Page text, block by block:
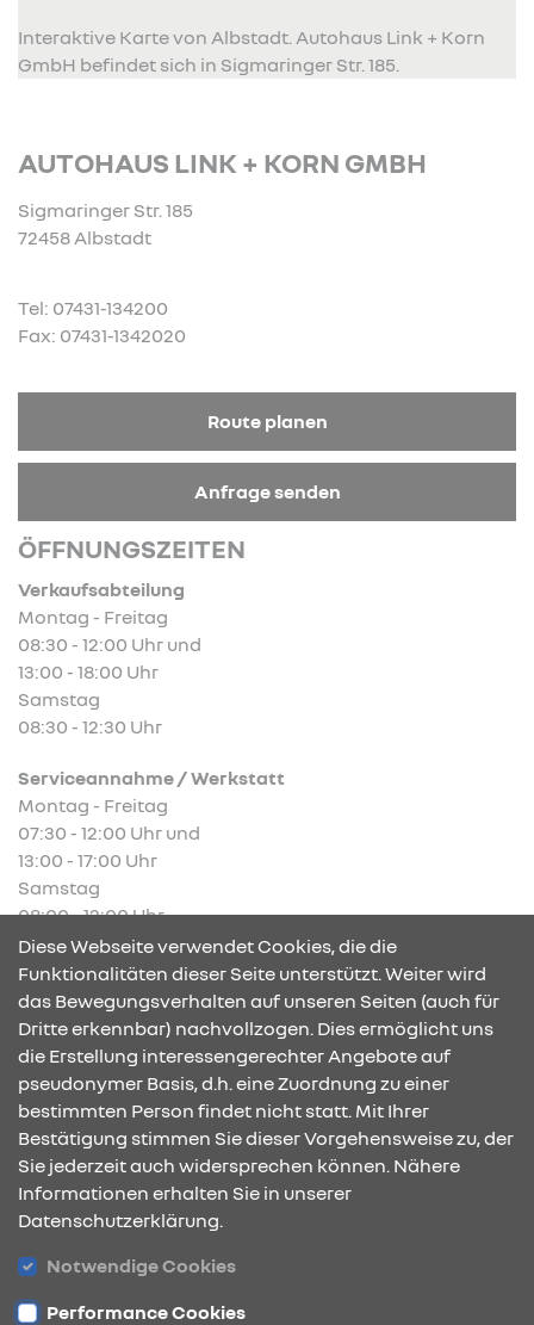
Interaktive Karte von Albstadt. Autohaus Link + Korn
GmbH befindet sich in Sigmaringer Str. 185.
AUTOHAUS LINK + KORN GMBH
Sigmaringer Str. 185
72458 Albstadt
Tel: 07431-134200
Fax: 07431-1342020
Route planen
Anfrage senden
ÖFFNUNGSZEITEN
Verkaufsabteilung
Montag - Freitag
08:30 - 12:00 Uhr und
13:00 - 18:00 Uhr
Samstag
08:30 - 12:30 Uhr
Serviceannahme / Werkstatt
Montag - Freitag
07:30 - 12:00 Uhr und
13:00 - 17:00 Uhr
Samstag
08:00 - 12:00 Uhr
KONTAKT & ANFAHRT
ÖFFNUNGSZEITEN
Diese Webseite verwendet Cookies, die die
Funktionalitäten dieser Seite unterstützt. Weiter wird
das Bewegungsverhalten auf unseren Seiten (auch für
Dritte erkennbar) nachvollzogen. Dies ermöglicht uns
die Erstellung interessengerechter Angebote auf
pseudonymer Basis, d.h. eine Zuordnung zu einer
bestimmten Person findet nicht statt. Mit Ihrer
Bestätigung stimmen Sie dieser Vorgehensweise zu, der
Sie jederzeit auch widersprechen können. Nähere
Informationen erhalten Sie in unserer
Datenschutzerklärung.
Notwendige Cookies
Performance Cookies